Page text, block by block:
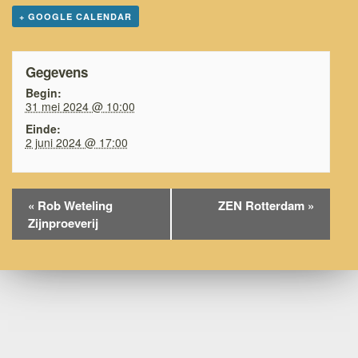
+ GOOGLE CALENDAR
Gegevens
Begin:
31 mei 2024 @ 10:00
Einde:
2 juni 2024 @ 17:00
Evenement
Navigation
« Rob Weteling
Zijnproeverij
ZEN Rotterdam »